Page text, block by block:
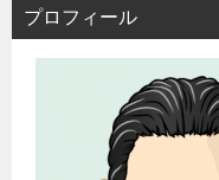
プロフィール